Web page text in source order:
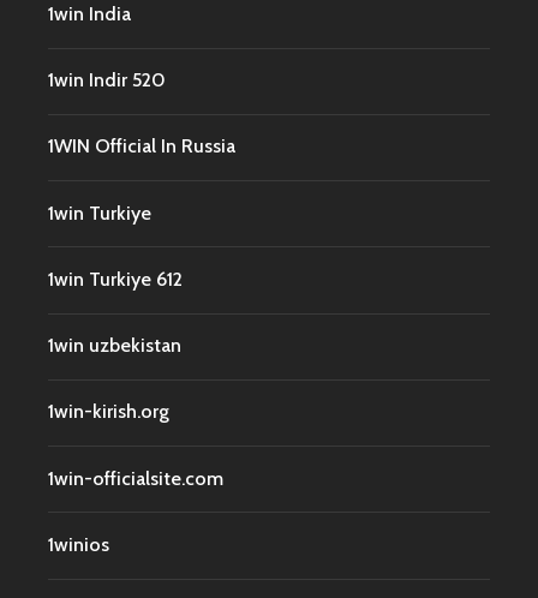
1win India
1win Indir 520
1WIN Official In Russia
1win Turkiye
1win Turkiye 612
1win uzbekistan
1win-kirish.org
1win-officialsite.com
1winios